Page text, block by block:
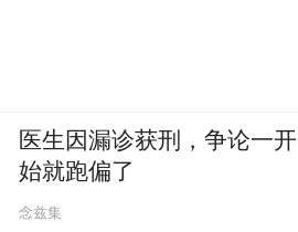
医生因漏诊获刑，争论一开
始就跑偏了
念兹集